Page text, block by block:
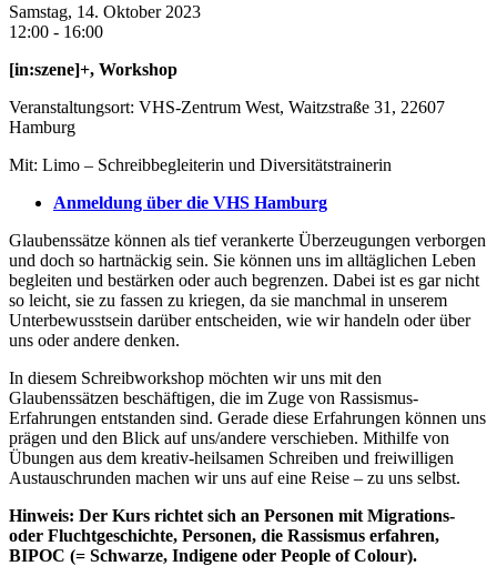
Samstag, 14. Oktober 2023
12:00 - 16:00
[in:szene]+, Workshop
Veranstaltungsort: VHS-Zentrum West, Waitzstraße 31, 22607
Hamburg
Mit: Limo – Schreibbegleiterin und Diversitätstrainerin
Anmeldung über die VHS Hamburg
Glaubenssätze können als tief verankerte Überzeugungen verborgen
und doch so hartnäckig sein. Sie können uns im alltäglichen Leben
begleiten und bestärken oder auch begrenzen. Dabei ist es gar nicht
so leicht, sie zu fassen zu kriegen, da sie manchmal in unserem
Unterbewusstsein darüber entscheiden, wie wir handeln oder über
uns oder andere denken.
In diesem Schreibworkshop möchten wir uns mit den
Glaubenssätzen beschäftigen, die im Zuge von Rassismus-
Erfahrungen entstanden sind. Gerade diese Erfahrungen können uns
prägen und den Blick auf uns/andere verschieben. Mithilfe von
Übungen aus dem kreativ-heilsamen Schreiben und freiwilligen
Austauschrunden machen wir uns auf eine Reise – zu uns selbst.
Hinweis: Der Kurs richtet sich an Personen mit Migrations-
oder Fluchtgeschichte, Personen, die Rassismus erfahren,
BIPOC (= Schwarze, Indigene oder People of Colour).